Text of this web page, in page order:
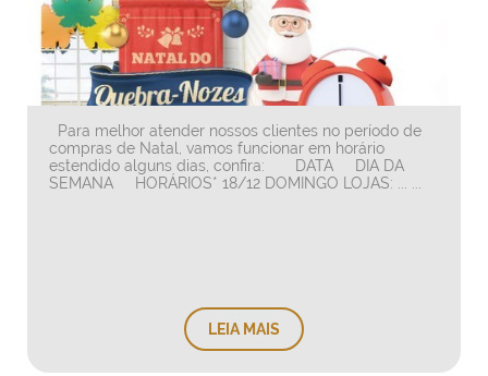
Para melhor atender nossos clientes no período de
compras de Natal, vamos funcionar em horário
estendido alguns dias, confira: DATA DIA DA
SEMANA HORÁRIOS* 18/12 DOMINGO LOJAS: ... ...
LEIA MAIS